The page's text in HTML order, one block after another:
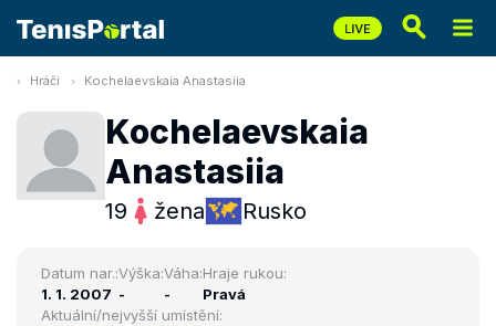
Hráči Kochelaevskaia Anastasiia
Kochelaevskaia
Anastasiia
19 žena Rusko
Datum nar.:
1. 1. 2007
Výška:
-
Váha:
-
Hraje rukou:
Pravá
Aktuální/nejvyšší umístění: